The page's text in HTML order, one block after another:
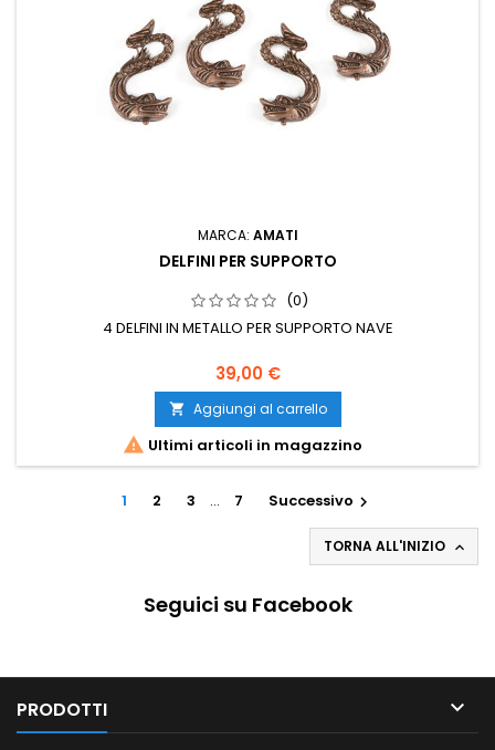
MARCA: AMATI
DELFINI PER SUPPORTO
(0)
4 DELFINI IN METALLO PER SUPPORTO NAVE
39,00 €
 Aggiungi al carrello
 Ultimi articoli in magazzino
1 2 3 … 7 Successivo 
TORNA ALL'INIZIO 
Seguici su Facebook
PRODOTTI 